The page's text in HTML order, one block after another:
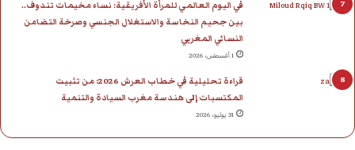
في اليوم العالمي للمرأة الأفريقية: نساء مخيمات تندوف..
بين جحيم النخاسة والاستغلال الجنسي وصرخة التضامن
النسائي المغربي
1 أغسطس، 2026
قراءة تحليلية في خطاب العرش 2026: من تثبيت
المكتسبات إلى هندسة مغرب السيادة والتنمية
31 يوليو، 2026